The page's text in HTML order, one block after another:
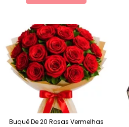
Buquê De 20 Rosas Vermelhas